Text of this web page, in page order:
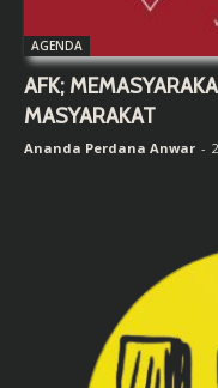
AGENDA
AFK;
MASYARAKAT
Ananda Perdana Anwar -